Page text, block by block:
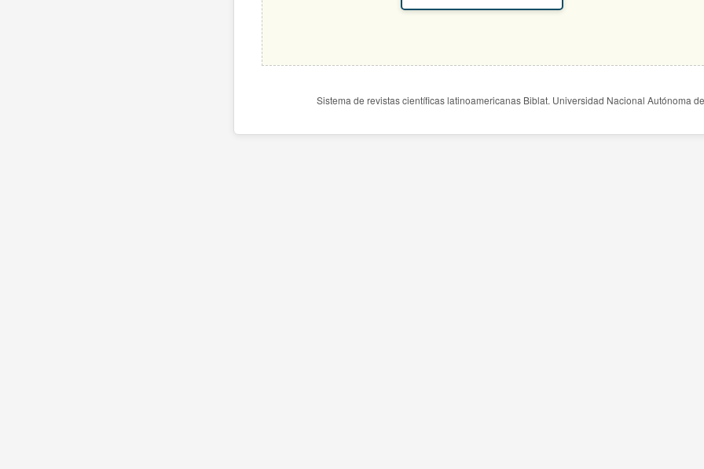
Sistema de revistas científicas latinoamericanas Biblat. Universidad Nacional Autónoma